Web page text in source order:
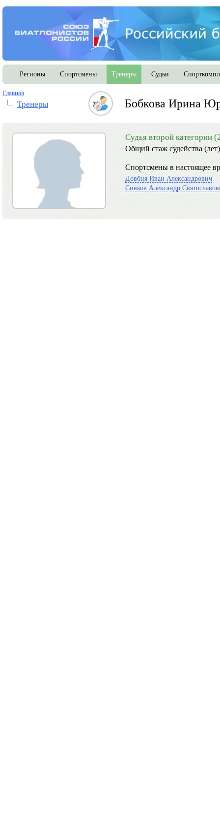
Регионы Спортсмены Тренеры Судьи
Главная
Тренеры Бобкова Ирина
Судья второй категории
Общий стаж судейства
Спортсмены в настоящее
Довбня Иван Александрович
Сивков Александр